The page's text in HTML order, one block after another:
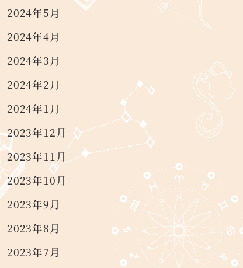
2024年5月
2024年4月
2024年3月
2024年2月
2024年1月
2023年12月
2023年11月
2023年10月
2023年9月
2023年8月
2023年7月